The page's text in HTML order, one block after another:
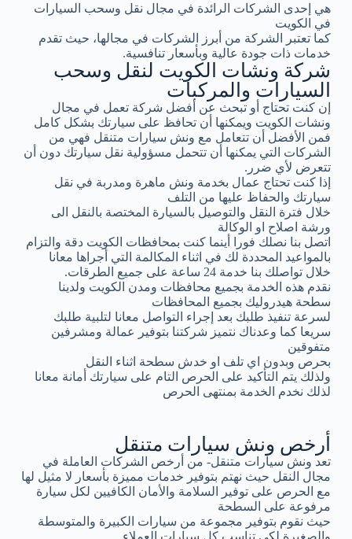
هي إحدى الشركات الرائدة في مجال نقل وسحب السيارات
في الكويت
كما تعتبر الشركة من أبرز الشركات في مجالها، حيث تقدم
خدمات ذات جودة عالية وبأسعار تنافسية.
شركة ونشات الكويت لنقل وسحب
السيارات والمركبات
إن كنت تحتاج أو تبحث عن أفضل شركة تعمل في مجال
ونشات الكويت ويمكنها أن تحافظ على سيارتك بشكل كامل
فمن الأفضل أن تتعامل مع ونش سيارات متنقل فهي من
الشركات التي يمكنها أن تتحمل مسؤولية نقل سيارتك دون أن
تتعرض لأي ضرر.
إذا كنت تحتاج عمال بخدمة ونش ماهرة ومدربة في نقل
سيارتك والحفاظ عليها من التلف
خلال فترة النقل والتوصيل بالسيارة المختصة بالنقل الى
ورشة اصلاح او الوكالة
اتصل بنا نصلك فورا أينما كنت بمحافظات الكويت دقة والتزام
بالمواعيد المحددة لك في اثناء المكالمة التي أجراها معانا
خلال تواصلك بنا خدمة 24 ساعة على جميع الطرقات.
نقدم هذه الخدمة بجميع محافظات ومدن الكويت ولدينا
سطحة هيدروليك بجميع المحافظات
لسرعة تنفيذ طلبك بعد إجراء التواصل معانا لتلبية طلبك
سريعا كما وعدناك نتميز شركتنا بتوفير عمالة ومشرفين
متفوقين
بحرص وبدون اي تلف او خدش سطحة اثناء النقل
ولذلك يتم التأكيد على الحرص التام على سيارتك أمانة معانا
لذلك نخدم الخدمة بمنتهى الحرص
أرخص ونش سيارات متنقل
تعد ونش سيارات متنقل- من أرخص الشركات العاملة في
مجال النقل حيث نهتم بتوفير خدمات مميزة بأسعار لا مثيل لها
مع الحرص على توفير السلامة والأمان الكافيين لكل سيارة
مرفوعة على السطحة
حيث نقوم بتوفير مجموعة من سيارات الكبيرة والمتوسطة
والصغيرة لكي تناسب كل سيارات العملاء